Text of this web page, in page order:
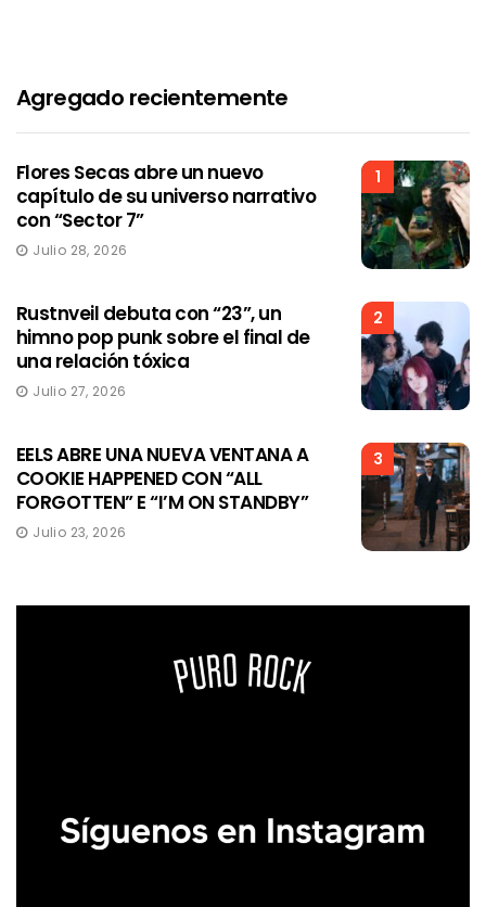
Agregado recientemente
1
Flores Secas abre un nuevo
capítulo de su universo narrativo
con “Sector 7”
Julio 28, 2026
2
Rustnveil debuta con “23”, un
himno pop punk sobre el final de
una relación tóxica
Julio 27, 2026
3
EELS ABRE UNA NUEVA VENTANA A
COOKIE HAPPENED CON “ALL
FORGOTTEN” E “I’M ON STANDBY”
Julio 23, 2026